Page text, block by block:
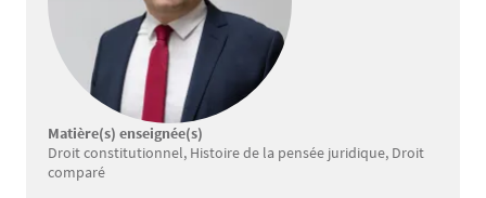
Matière(s) enseignée(s)
Droit constitutionnel, Histoire de la pensée juridique, Droit
comparé